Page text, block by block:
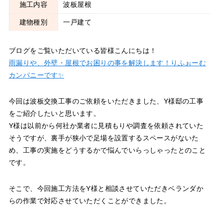
施工内容 波板屋根
建物種別 一戸建て
ブログをご覧いただいている皆様こんにちは！
雨漏りや、外壁・屋根でお困りの事を解決します！りふぉーむ
カンパニーです✨
今回は波板交換工事のご依頼をいただきました、Y様邸の工事
をご紹介したいと思います。
Y様は以前から何社か業者に見積もりや調査を依頼されていた
そうですが、裏手が狭小で足場を設置するスペースがないた
め、工事の実施をどうするかで悩んでいらっしゃったとのこと
です。
そこで、今回施工方法をY様と相談させていただきベランダか
らの作業で対応させていただくことができました。